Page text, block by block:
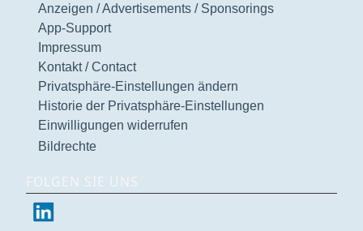
Anzeigen / Advertisements / Sponsorings
App-Support
Impressum
Kontakt / Contact
Privatsphäre-Einstellungen ändern
Historie der Privatsphäre-Einstellungen
Einwilligungen widerrufen
Bildrechte
FOLGEN SIE UNS